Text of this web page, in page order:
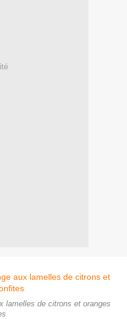
lamelles de citrons et oranges